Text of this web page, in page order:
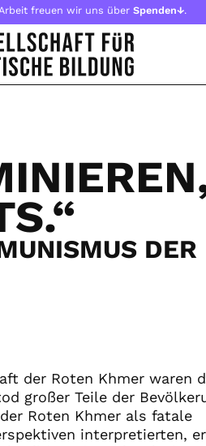
freuen wir uns über Spenden↓.
DER
der Roten Khmer waren
großer Teile der
Roten Khmer als fatale
interpretierten,